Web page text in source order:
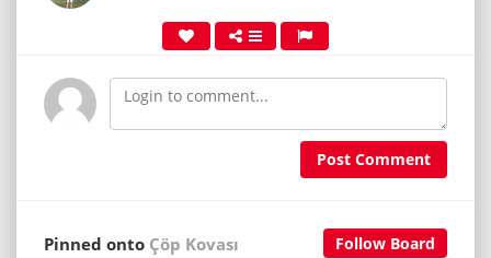
Post Comment
Follow Board
Pinned onto Çöp Kovası